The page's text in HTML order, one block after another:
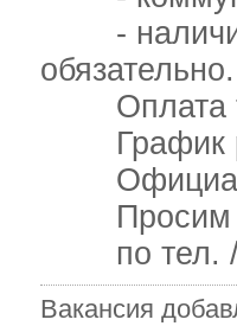
- наличие
обязательно.
Оплата
График
Просим
по тел. /
Вакансия